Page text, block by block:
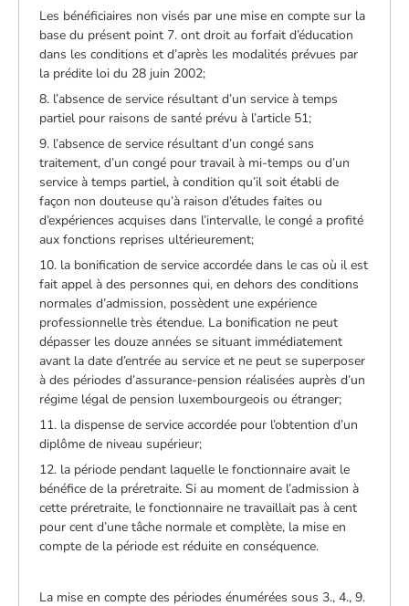
Les bénéficiaires non visés par une mise en compte sur la
base du présent point 7. ont droit au forfait d’éducation
dans les conditions et d’après les modalités prévues par
la prédite loi du 28 juin 2002;
8. l’absence de service résultant d’un service à temps
partiel pour raisons de santé prévu à l’article 51;
9. l’absence de service résultant d’un congé sans
traitement, d’un congé pour travail à mi-temps ou d’un
service à temps partiel, à condition qu’il soit établi de
façon non douteuse qu’à raison d’études faites ou
d’expériences acquises dans l’intervalle, le congé a profité
aux fonctions reprises ultérieurement;
10. la bonification de service accordée dans le cas où il est
fait appel à des personnes qui, en dehors des conditions
normales d’admission, possèdent une expérience
professionnelle très étendue. La bonification ne peut
dépasser les douze années se situant immédiatement
avant la date d’entrée au service et ne peut se superposer
à des périodes d’assurance-pension réalisées auprès d’un
régime légal de pension luxembourgeois ou étranger;
11. la dispense de service accordée pour l’obtention d’un
diplôme de niveau supérieur;
12. la période pendant laquelle le fonctionnaire avait le
bénéfice de la préretraite. Si au moment de l’admission à
cette préretraite, le fonctionnaire ne travaillait pas à cent
pour cent d’une tâche normale et complète, la mise en
compte de la période est réduite en conséquence.
La mise en compte des périodes énumérées sous 3., 4., 9.